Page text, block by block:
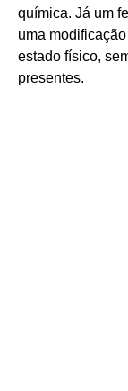
química. Já um
uma
estado físico,
presentes.